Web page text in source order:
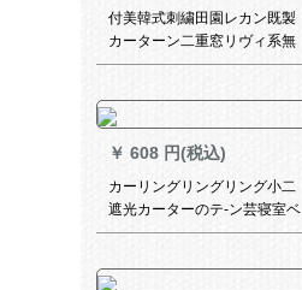
付美韓式刺繍田園レカン既製
カーターン二重窓リヴィ系無
の完全遮光布緑布＋刺繍糸二
専門書
￥ 608 円(税込)
カーリングリングリング小二
遮光カーターのテ-ン芸寝室ベ
ロンダ平面扫き窓の外光を避
存制カーリング特价クリーン